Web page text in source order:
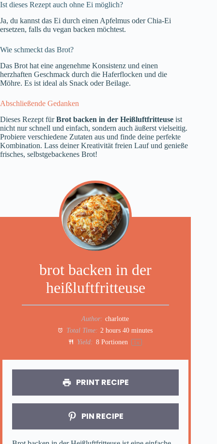
Ist dieses Rezept auch ohne Ei möglich?
Ja, du kannst das Ei durch einen Apfelmus oder Chia-Ei
ersetzen, falls du vegan backen möchtest.
Wie schmeckt das Brot?
Das Brot hat eine angenehme Konsistenz und einen
herzhaften Geschmack durch die Haferflocken und die
Möhre. Es ist ideal als Snack oder Beilage.
Abschließende Gedanken
Dieses Rezept fürBrot backen in der Heißluftfritteuse ist
nicht nur schnell und einfach, sondern auch äußerst vielseitig.
Probiere verschiedene Zutaten aus und finde deine perfekte
Kombination. Lass deiner Kreativität freien Lauf und genieße
frisches, selbstgebackenes Brot!
brot backen in der
heißluftfritteuse
Author: charlotte
Total Time: 2 hours 40 minutes
Yield: 8Portionen 1x
PRINT RECIPE
PIN RECIPE